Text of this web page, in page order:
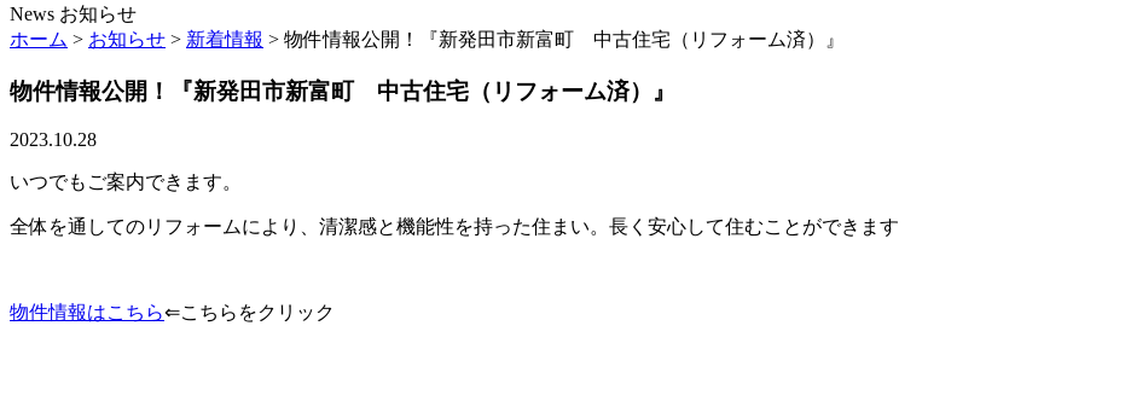
News お知らせ
ホーム > お知らせ > 新着情報 > 物件情報公開！『新発田市新富町 中古住宅（リフォーム済）』
物件情報公開！『新発田市新富町 中古住宅（リフォーム済）』
2023.10.28
いつでもご案内できます。
全体を通してのリフォームにより、清潔感と機能性を持った住まい。長く安心して住むことができます
物件情報はこちら⇐こちらをクリック